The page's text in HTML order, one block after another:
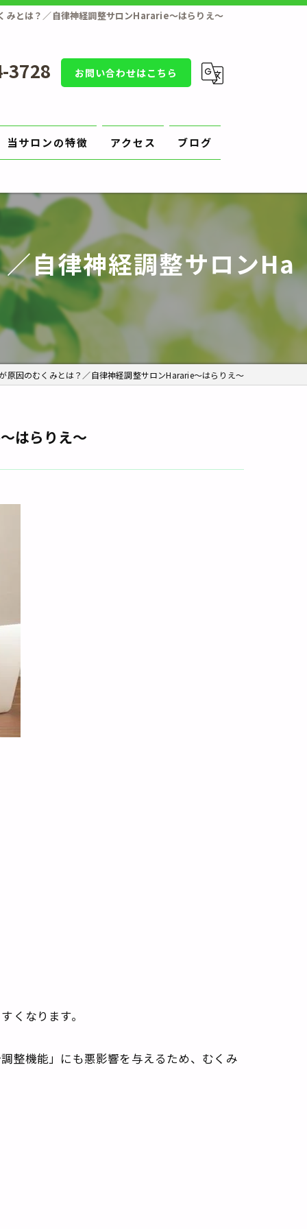
みとは？／自律神経調整サロンHararie〜はらりえ〜
3728 お問い合わせはこちら
当サロンの特徴
原因
切り方
陥入爪
角質ケア
アクセス ブログ
自律神経調整サロンHa
原因のむくみとは？／自律神経調整サロンHararie〜はらりえ〜
はらりえ〜
くなります。
整機能」にも悪影響を与えるため、むくみ